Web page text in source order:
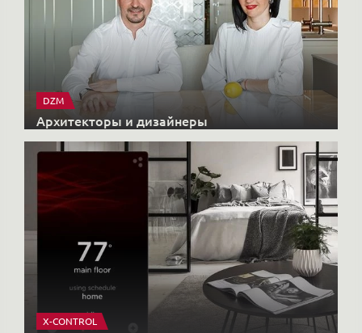
DZM
Архитекторы и дизайнеры
X-CONTROL